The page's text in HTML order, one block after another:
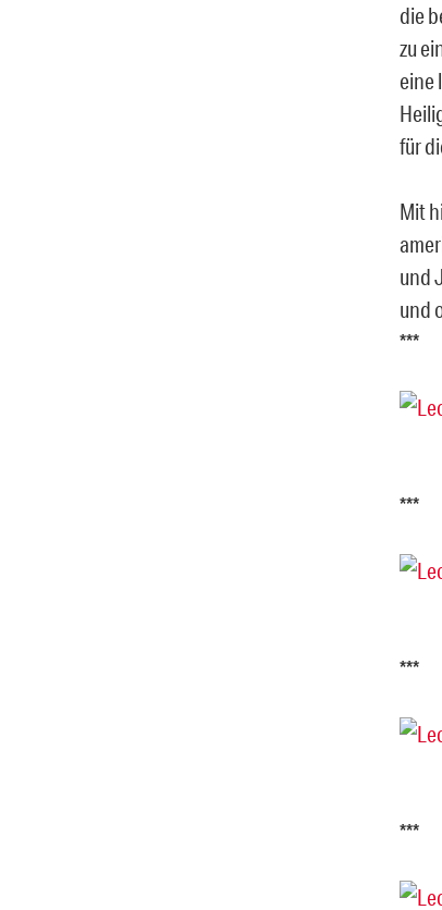
die
zu
eine
für
Mit
und
und
***
***
***
***